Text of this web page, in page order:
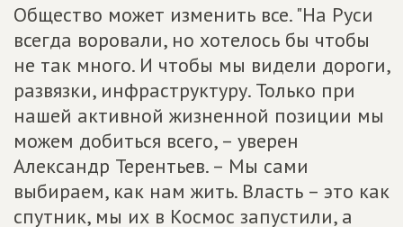
Общество может изменить все. "На Руси
всегда воровали, но хотелось бы чтобы
не так много. И чтобы мы видели дороги,
развязки, инфраструктуру. Только при
нашей активной жизненной позиции мы
можем добиться всего, – уверен
Александр Терентьев. – Мы сами
выбираем, как нам жить. Власть – это как
спутник, мы их в Космос запустили, а